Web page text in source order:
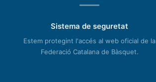
Sistema de seguretat
Estem protegint l'accés al web oficial de la
Federació Catalana de Bàsquet.